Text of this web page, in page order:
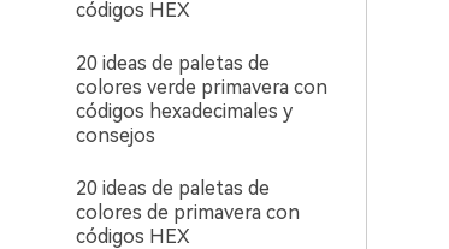
códigos HEX
20 ideas de paletas de
colores verde primavera con
códigos hexadecimales y
consejos
20 ideas de paletas de
colores de primavera con
códigos HEX